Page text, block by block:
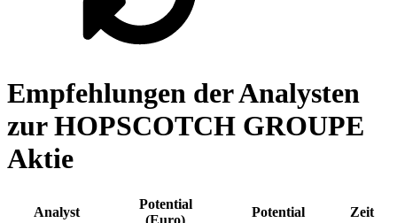
Empfehlungen der Analysten
zur HOPSCOTCH GROUPE
Aktie
Analyst
Potential
Potential Zeit